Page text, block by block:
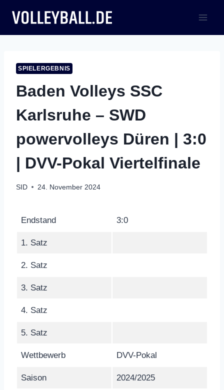
Inhalt
springen
SPIELERGEBNIS
Baden Volleys SSC
Karlsruhe – SWD
powervolleys Düren | 3:0
| DVV-Pokal Viertelfinale
SID 24. November 2024
Endstand 3:0
1. Satz
2. Satz
3. Satz
4. Satz
5. Satz
Wettbewerb DVV-Pokal
Saison 2024/2025